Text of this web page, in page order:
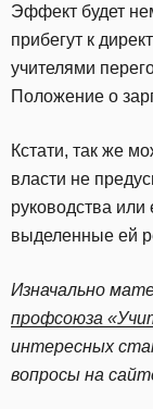
Эффект будет
прибегут к
учителями
Положение о
Кстати, так же
власти не
руководства
выделенные ей
Изначально
профсоюза
интересных
вопросы на